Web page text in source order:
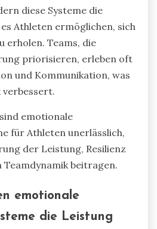
diese Systeme die
Athleten ermöglichen, sich
erholen. Teams, die
priorisieren, erleben oft
und Kommunikation, was
verbessert.
emotionale
für Athleten unerlässlich,
der Leistung, Resilienz
beitragen.
emotionale
die Leistung